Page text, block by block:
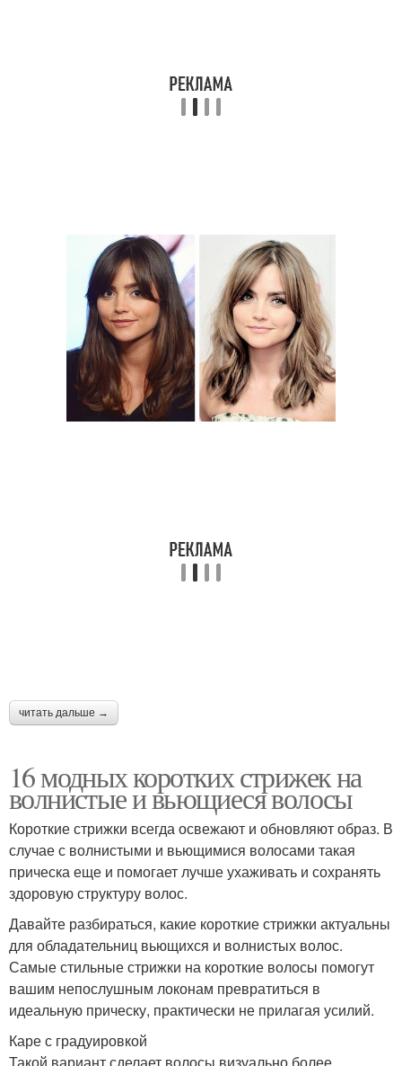
Челка для тонких волос
Рваная челка Удлиненная челка
Челка по бокам Каре с челкой
Боб с боковым
читать дальше →
16 модных коротких стрижек на
волнистые и вьющиеся волосы
Короткие стрижки всегда освежают и обновляют образ. В
случае с волнистыми и вьющимися волосами такая
прическа еще и помогает лучше ухаживать и сохранять
здоровую структуру волос.
Давайте разбираться, какие короткие стрижки актуальны
для обладательниц вьющихся и волнистых волос.
Самые стильные стрижки на короткие волосы помогут
вашим непослушным локонам превратиться в
идеальную прическу, практически не прилагая усилий.
Каре с градуировкой
Такой вариант сделает волосы визуально более